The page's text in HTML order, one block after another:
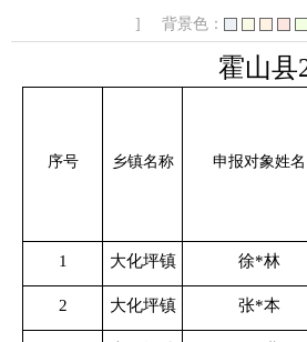
]
背景色：
霍山县
序号 乡镇名称 申报对象姓名
1 大化坪镇 徐*林
2 大化坪镇 张*本